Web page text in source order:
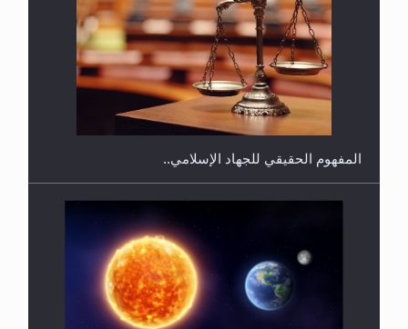
هل يجوز فتح مشروع كوافير نسائي للمحجبات وغير
المحجبات؟
المفهوم الحقيقي للجهاد الإسلامي..